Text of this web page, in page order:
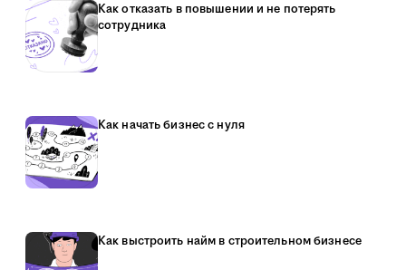
Как отказать в повышении и не потерять
сотрудника
Как начать бизнес с нуля
Как выстроить найм в строительном бизнесе